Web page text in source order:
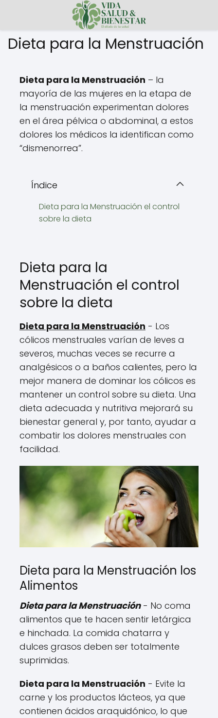
Dieta para la Menstruación
Dieta para la Menstruación – la
mayoría de las mujeres en la etapa de
la menstruación experimentan dolores
en el área pélvica o abdominal, a estos
dolores los médicos la identifican como
“dismenorrea”.
Índice
Dieta para la Menstruación el control
sobre la dieta
Dieta para la
Menstruación el control
sobre la dieta
Dieta para la Menstruación - Los
cólicos menstruales varían de leves a
severos, muchas veces se recurre a
analgésicos o a baños calientes, pero la
mejor manera de dominar los cólicos es
mantener un control sobre su dieta. Una
dieta adecuada y nutritiva mejorará su
bienestar general y, por tanto, ayudar a
combatir los dolores menstruales con
facilidad.
Dieta para la Menstruación los
Alimentos
Dieta para la Menstruación- No coma
alimentos que te hacen sentir letárgica
e hinchada. La comida chatarra y
dulces grasos deben ser totalmente
suprimidas.
Dieta para la Menstruación - Evite la
carne y los productos lácteos, ya que
contienen ácidos araquidónico, lo que